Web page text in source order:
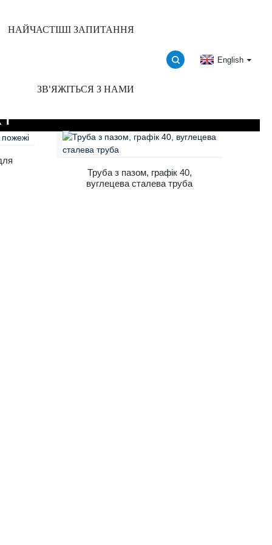
НАЙЧАСТІШІ ЗАПИТАННЯ
ЗВ'ЯЖІТЬСЯ З НАМИ
English
Труба з пазом, графік 40,
вуглецева сталева труба